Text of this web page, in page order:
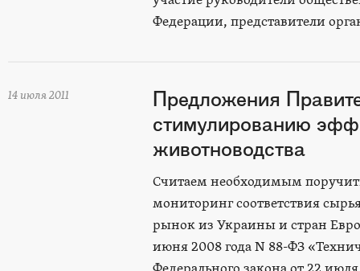
Федерации, представители
14 июля 2011
Предложения
стимулированию
животноводства
Считаем необходимым
мониторинг соответствия
рынок из Украины и стран
июня 2008 года N 88-ФЗ